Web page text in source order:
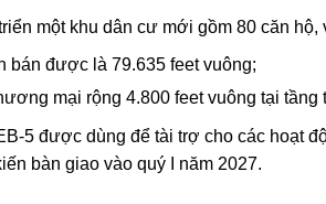
một khu dân cư mới gồm 80 căn hộ,
bán được là 79.635 feet vuông;
mại rộng 4.800 feet vuông tại
5 được dùng để tài trợ cho các hoạt
bàn giao vào quý I năm 2027.